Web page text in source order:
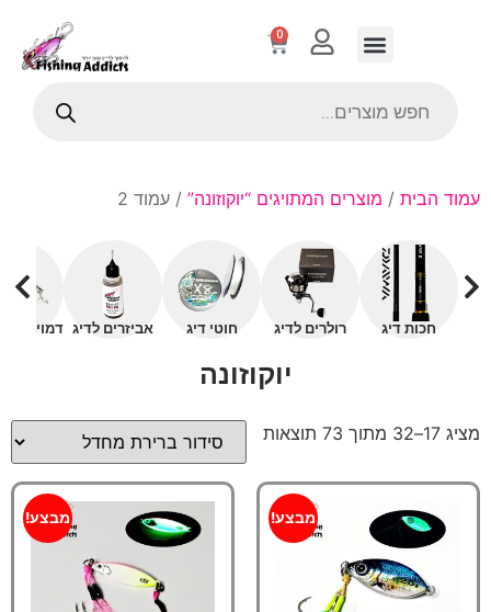
0
עמוד הבית / מוצרים המתויגים “יוקוזונה” / עמוד 2
חכות דיג רולרים לדיג חוטי דיג אביזרים לדיג דמויים
יוקוזונה
מציג 17–32 מתוך 73 תוצאות
מבצע! מבצע!